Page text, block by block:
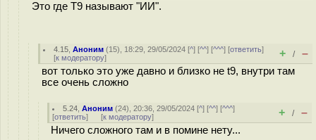
Это где T9 называют "ИИ".
4.15 ,Аноним (15), 18:29, 29/05/2024 [^] [^^] [^^^] [ответить]
[к модератору] + / –
вот только это уже давно и близко не t9, внутри там
все очень сложно
5.24 ,Аноним (24), 20:36, 29/05/2024 [^] [^^] [^^^]
[ответить] [к модератору] + / –
Ничего сложного там и в помине нету...